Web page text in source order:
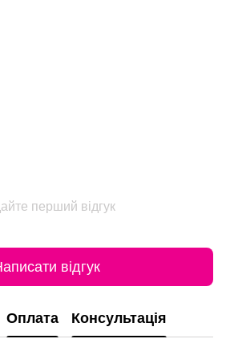
перший відгук
відгук
Оплата Консультація